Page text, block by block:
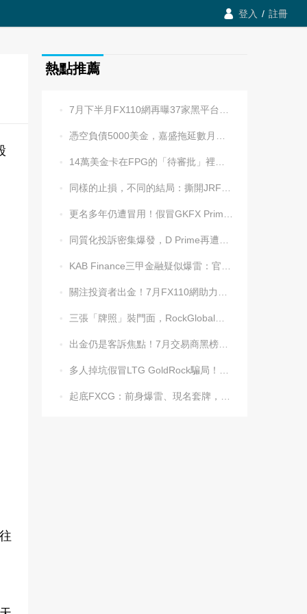
 登入 / 註冊
熱點推薦
7月下半月FX110網再曝37家黑平台，多家疑為同一團伙操控
憑空負債5000美金，嘉盛拖延數月後封號！老牌平台耍流氓更令人心寒
14萬美金卡在FPG的「待審批」裡逾兩週，平台全線冷處理
同樣的止損，不同的結局：撕開JRFX金榮環球定向滑點的遮羞布
更名多年仍遭冒用！假冒GKFX Prime捷凱金融，又來了！
同質化投訴密集爆發，D Prime再遭實名舉報：超3.2萬美元遭無理扣押
KAB Finance三甲金融疑似爆雷：官網癱瘓、業務員失聯、出金遇阻
關注投資者出金！7月FX110網助力追回資金1202.5萬元
三張「牌照」裝門面，RockGlobal收割起來毫不手軟
出金仍是客訴焦點！7月交易商黑榜名單發布
多人掉坑假冒LTG GoldRock騙局！平台本尊曾被清算，受害者同樣不計其數
起底FXCG：前身爆雷、現名套牌，受害者還在增加